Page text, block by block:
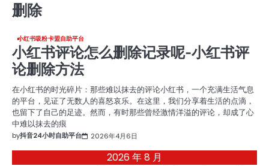
删除
小红书吸粉卡盟自助平台
小红书评论怎么删除记录呢-小红书评
论删除方法
在小红书的时光碎片：那些难以抹去的评论小红书，一个充满生活气息
的平台，见证了无数人的喜怒哀乐。在这里，我们分享着生活的点滴，
也留下了自己的足迹。然而，有时那些曾经激情洋溢的评论，却成了心
中难以抹去的痕
by抖音24小时自助平台 2026年4月6日
2026 年 8 月